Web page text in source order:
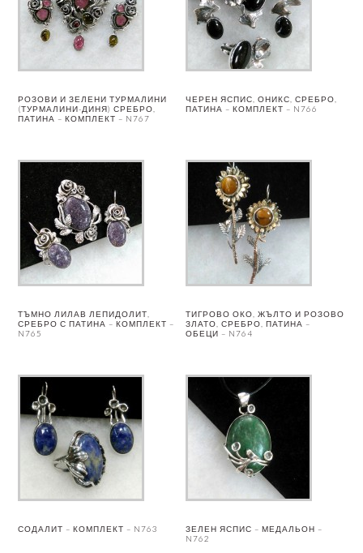
РОЗОВИ И ЗЕЛЕНИ ТУРМАЛИНИ
(ТУРМАЛИНИ-ДИНЯ) СРЕБРО,
ПАТИНА – КОМПЛЕКТ – N767
ЧЕРЕН ЯСПИС, ОНИКС, СРЕБРО,
ПАТИНА – КОМПЛЕКТ – N766
ТЪМНО ЛИЛАВ ЛЕПИДОЛИТ,
СРЕБРО С ПАТИНА – КОМПЛЕКТ –
N765
ТИГРОВО ОКО, ЖЪЛТО И РОЗОВО
ЗЛАТО, СРЕБРО, ПАТИНА –
ОБЕЦИ – N764
СОДАЛИТ – КОМПЛЕКТ – N763
ЗЕЛЕН ЯСПИС – МЕДАЛЬОН –
N762